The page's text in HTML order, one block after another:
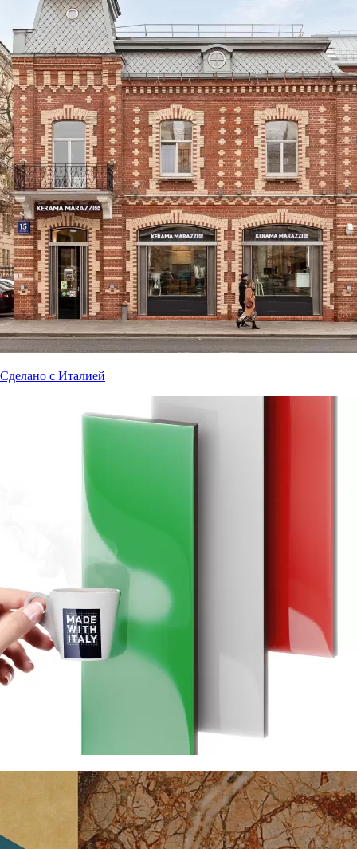
Сделано с Италией